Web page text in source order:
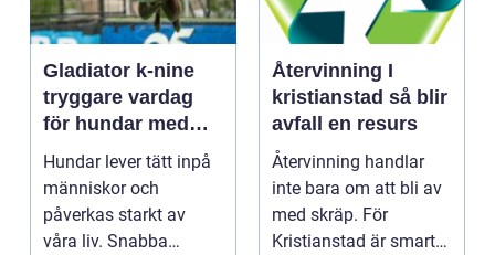
Gladiator k-nine
tryggare vardag
för hundar med
stress och oro
Hundar lever tätt inpå
människor och
påverkas starkt av
våra liv. Snabba
Återvinning I
kristianstad så blir
avfall en resurs
Återvinning handlar
inte bara om att bli av
med skräp. För
Kristianstad är smart